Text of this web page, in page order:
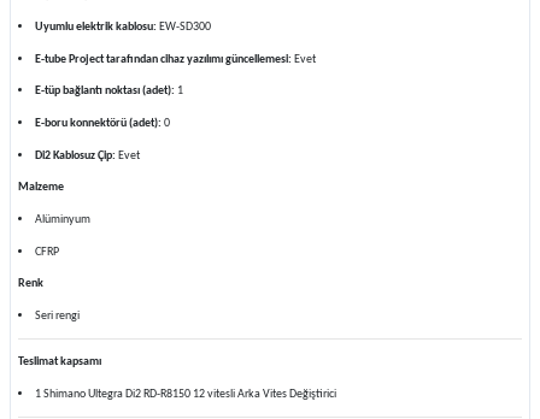
Uyumlu elektrik kablosu: EW-SD300
E-tube Project tarafından cihaz yazılımı güncellemesi: Evet
E-tüp bağlantı noktası (adet): 1
E-boru konnektörü (adet): 0
Di2 Kablosuz Çip: Evet
Malzeme
Alüminyum
CFRP
Renk
Seri rengi
Teslimat kapsamı
1 Shimano Ultegra Di2 RD-R8150 12 vitesli Arka Vites Değiştirici